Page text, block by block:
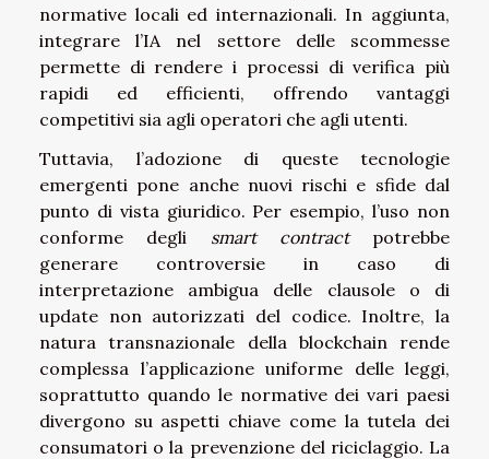
normative locali ed internazionali. In aggiunta,
integrare l’IA nel settore delle scommesse
permette di rendere i processi di verifica più
rapidi ed efficienti, offrendo vantaggi
competitivi sia agli operatori che agli utenti.
Tuttavia, l’adozione di queste tecnologie
emergenti pone anche nuovi rischi e sfide dal
punto di vista giuridico. Per esempio, l’uso non
conforme degli smart contractpotrebbe
generare controversie in caso di
interpretazione ambigua delle clausole o di
update non autorizzati del codice. Inoltre, la
natura transnazionale della blockchain rende
complessa l’applicazione uniforme delle leggi,
soprattutto quando le normative dei vari paesi
divergono su aspetti chiave come la tutela dei
consumatori o la prevenzione del riciclaggio. La